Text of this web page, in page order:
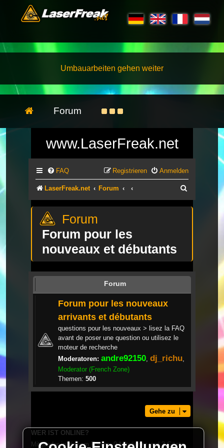
Umbauarbeiten gehen weiter
Forum
www.LaserFreak.net
FAQ Anmelden
Registrieren
LaserFreak.net Forum
Forum pour les
nouveaux et débutants
Forum
Forum pour les nouveaux
arrivants et débutants
questions pour les nouveaux > lisez la FAQ
avant de poser une question ou utilisez le
moteur de recherche
Moderatoren: andre92150 dj_richu
Moderator (French Zone)
Themen: 500
Gehe zu
WER IST ONLINE?
Mitglieder in diesem Forum: 0 Mitglieder und 3 Gäste